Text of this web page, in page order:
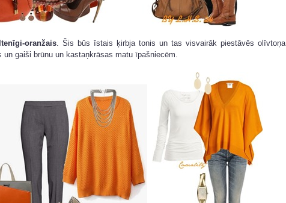
oranžais. Šis būs īstais ķirbja tonis un tas visvairāk piestāvēs olīvtoņa
un gaiši brūnu un kastaņkrāsas matu īpašniecēm.